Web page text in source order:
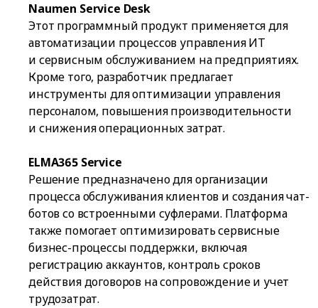
Naumen Service Desk
Этот программный продукт применяется для
автоматизации процессов управления ИТ
и сервисным обслуживанием на предприятиях.
Кроме того, разработчик предлагает
инструменты для оптимизации управления
персоналом, повышения производительности
и снижения операционных затрат.
ELMA365 Service
Решение предназначено для организации
процесса обслуживания клиентов и создания чат-
ботов со встроенными суфлерами. Платформа
также помогает оптимизировать сервисные
бизнес-процессы поддержки, включая
регистрацию аккаунтов, контроль сроков
действия договоров на сопровождение и учет
трудозатрат.